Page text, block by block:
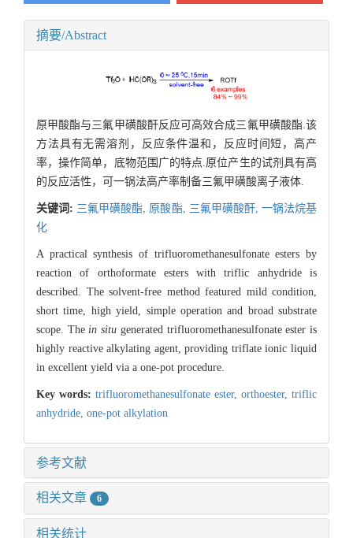
摘要/Abstract
原甲酸酯与三氟甲磺酸酐反应可高效合成三氟甲磺酸酯.该
方法具有无需溶剂，反应条件温和，反应时间短，高产
率，操作简单，底物范围广的特点.原位产生的试剂具有高
的反应活性，可一锅法高产率制备三氟甲磺酸离子液体.
关键词: 三氟甲磺酸酯, 原酸酯, 三氟甲磺酸酐, 一锅法烷基
化
A practical synthesis of trifluoromethanesulfonate esters by
reaction of orthoformate esters with triflic anhydride is
described. The solvent-free method featured mild condition,
short time, high yield, simple operation and broad substrate
scope. The in situ generated trifluoromethanesulfonate ester is
highly reactive alkylating agent, providing triflate ionic liquid
in excellent yield via a one-pot procedure.
Key words: trifluoromethanesulfonate ester, orthoester, triflic
anhydride, one-pot alkylation
参考文献
相关文章 6
相关统计